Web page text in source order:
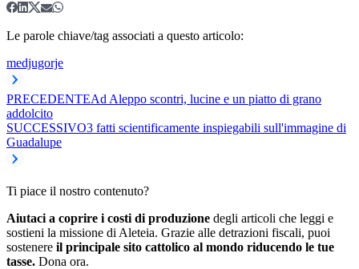
Le parole chiave/tag associati a questo articolo:
medjugorje
PRECEDENTEAd Aleppo scontri, lucine e un piatto di grano
addolcito
SUCCESSIVO3 fatti scientificamente inspiegabili sull'immagine di
Guadalupe
Ti piace il nostro contenuto?
Aiutaci a coprire i costi di produzione degli articoli che leggi e
sostieni la missione di Aleteia. Grazie alle detrazioni fiscali, puoi
sostenere il principale sito cattolico al mondo riducendo le tue
tasse. Dona ora.